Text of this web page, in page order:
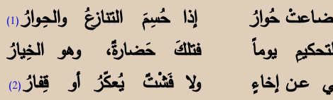
ضـاعتْ حُوارُ إذا حُسِمَ التنازعُ والحِـوارُ(1)
التحكيمِ يوماً فتلكَ حَضارةٌ، وهو الخِيارُ
عــن إخاءٍ ولا فَشْتٌ يُعكّرُ أو قِفـارُ(2)